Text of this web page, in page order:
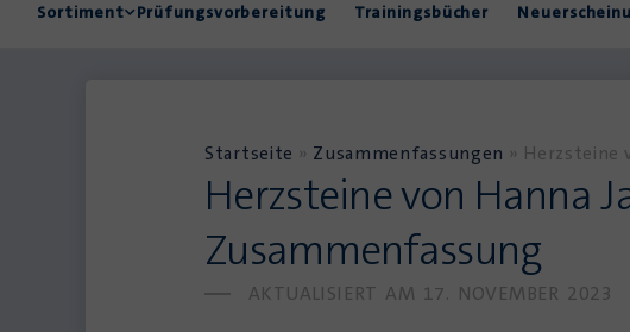
Sortiment Prüfungsvorbereitung Trainingsbücher
Startseite » Zusammenfassungen » Herzsteine
Herzsteine von Hanna
Zusammenfassung
AKTUALISIERT AM 17. NOVEMBER 2023